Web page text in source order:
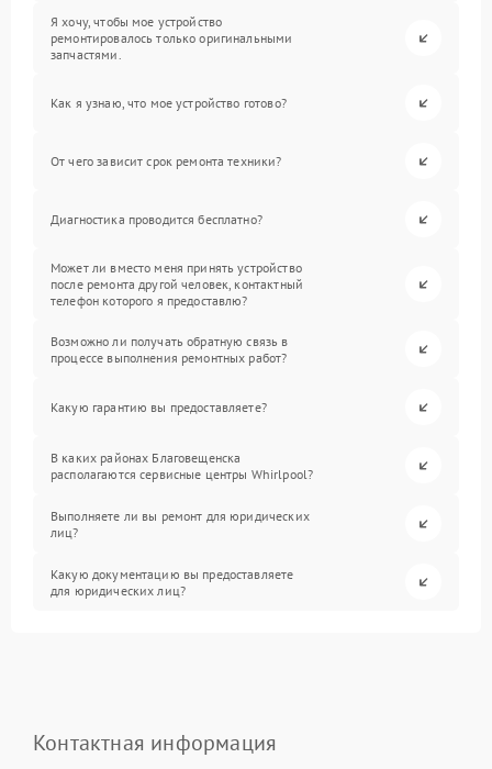
Я хочу, чтобы мое устройство
ремонтировалось только оригинальными
запчастями.
Как я узнаю, что мое устройство готово?
От чего зависит срок ремонта техники?
Диагностика проводится бесплатно?
Может ли вместо меня принять устройство
после ремонта другой человек, контактный
телефон которого я предоставлю?
Возможно ли получать обратную связь в
процессе выполнения ремонтных работ?
Какую гарантию вы предоставляете?
В каких районах Благовещенска
располагаются сервисные центры Whirlpool?
Выполняете ли вы ремонт для юридических
лиц?
Какую документацию вы предоставляете
для юридических лиц?
Контактная информация